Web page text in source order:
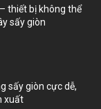
thiết bị không thể
sấy giòn
sấy giòn cực dễ,
xuất